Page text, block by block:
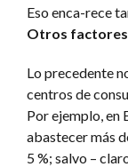
Eso enca-rece
Otros factores
Lo precedente
centros de
Por ejemplo, en
abastecer más
5 %; salvo –